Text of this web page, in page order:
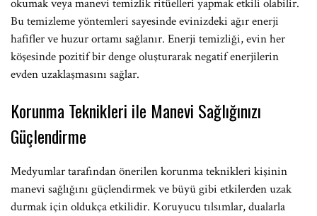
okumak veya manevi temizlik ritüelleri yapmak etkili olabilir.
Bu temizleme yöntemleri sayesinde evinizdeki ağır enerji
hafifler ve huzur ortamı sağlanır. Enerji temizliği, evin her
köşesinde pozitif bir denge oluşturarak negatif enerjilerin
evden uzaklaşmasını sağlar.
Korunma Teknikleri ile Manevi Sağlığınızı
Güçlendirme
Medyumlar tarafından önerilen korunma teknikleri kişinin
manevi sağlığını güçlendirmek ve büyü gibi etkilerden uzak
durmak için oldukça etkilidir. Koruyucu tılsımlar, dualarla